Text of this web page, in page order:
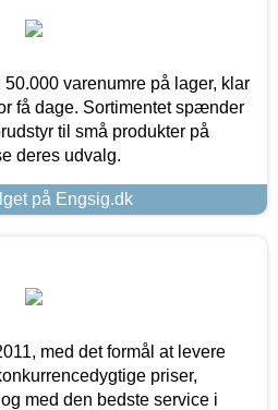
varenumre på lager, klar
få dage. Sortimentet spænder
til små produkter på
deres udvalg.
på Engsig.dk
med det formål at levere
priser,
med den bedste service i